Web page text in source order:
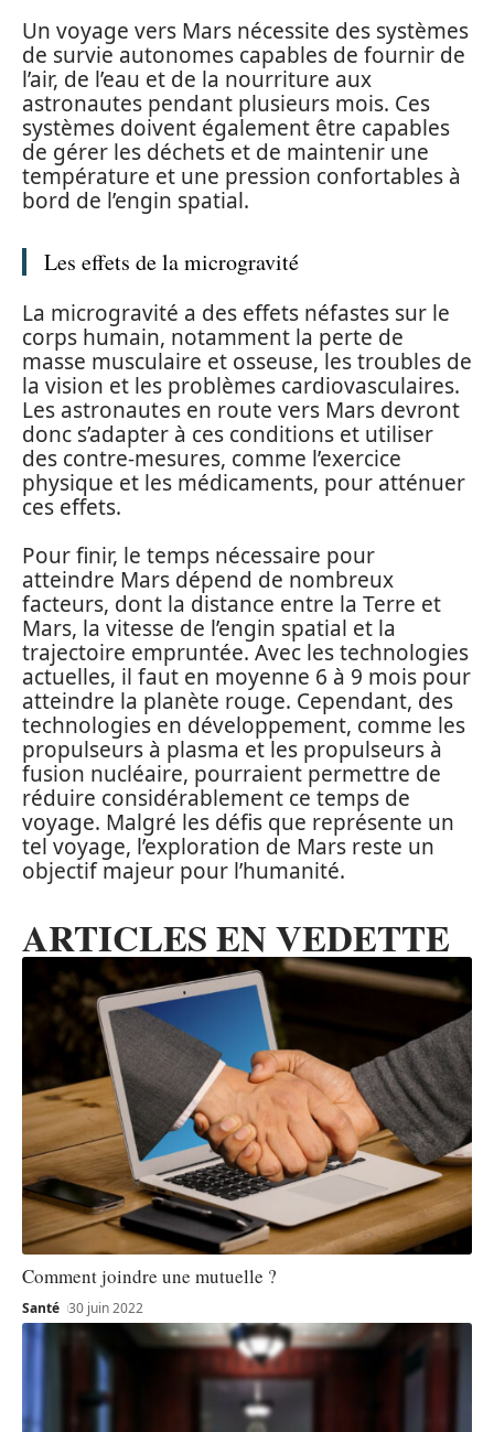
Un voyage vers Mars nécessite des systèmes
de survie autonomes capables de fournir de
l’air, de l’eau et de la nourriture aux
astronautes pendant plusieurs mois. Ces
systèmes doivent également être capables
de gérer les déchets et de maintenir une
température et une pression confortables à
bord de l’engin spatial.
Les effets de la microgravité
La microgravité a des effets néfastes sur le
corps humain, notamment la perte de
masse musculaire et osseuse, les troubles de
la vision et les problèmes cardiovasculaires.
Les astronautes en route vers Mars devront
donc s’adapter à ces conditions et utiliser
des contre-mesures, comme l’exercice
physique et les médicaments, pour atténuer
ces effets.
Pour finir, le temps nécessaire pour
atteindre Mars dépend de nombreux
facteurs, dont la distance entre la Terre et
Mars, la vitesse de l’engin spatial et la
trajectoire empruntée. Avec les technologies
actuelles, il faut en moyenne 6 à 9 mois pour
atteindre la planète rouge. Cependant, des
technologies en développement, comme les
propulseurs à plasma et les propulseurs à
fusion nucléaire, pourraient permettre de
réduire considérablement ce temps de
voyage. Malgré les défis que représente un
tel voyage, l’exploration de Mars reste un
objectif majeur pour l’humanité.
ARTICLES EN VEDETTE
Comment joindre une mutuelle ?
Santé 30 juin 2022